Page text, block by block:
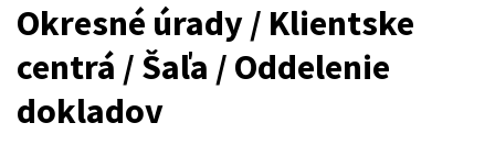
Okresné úrady / Klientske
centrá / Šaľa / Oddelenie
dokladov